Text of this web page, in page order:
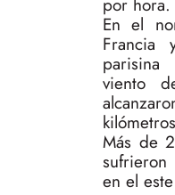
por hora.
En el
viento
Más de
sufrieron
en el